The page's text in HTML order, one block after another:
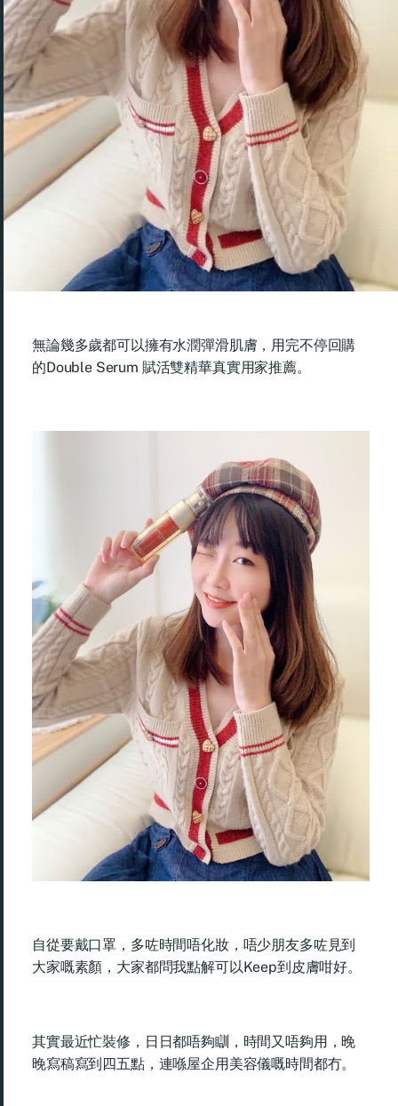
無論幾多歲都可以擁有水潤彈滑肌膚，用完不停回購
的Double Serum 賦活雙精華真實用家推薦。
自從要戴口罩，多咗時間唔化妝，唔少朋友多咗見到
大家嘅素顏，大家都問我點解可以Keep到皮膚咁好。
其實最近忙裝修，日日都唔夠瞓，時間又唔夠用，晚
晚寫稿寫到四五點，連喺屋企用美容儀嘅時間都冇。